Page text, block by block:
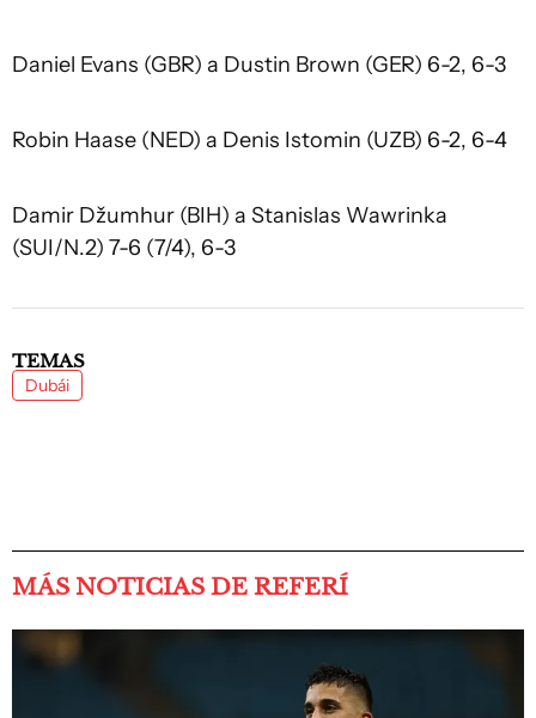
Daniel Evans (GBR) a Dustin Brown (GER) 6-2, 6-3
Robin Haase (NED) a Denis Istomin (UZB) 6-2, 6-4
Damir Džumhur (BIH) a Stanislas Wawrinka
(SUI/N.2) 7-6 (7/4), 6-3
TEMAS
Dubái
MÁS NOTICIAS DE REFERÍ